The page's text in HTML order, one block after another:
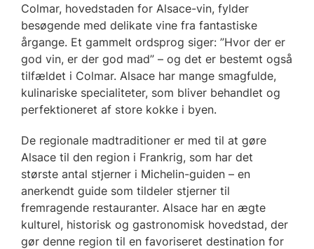
Colmar, hovedstaden for Alsace-vin, fylder
besøgende med delikate vine fra fantastiske
årgange. Et gammelt ordsprog siger: ”Hvor der er
god vin, er der god mad” – og det er bestemt også
tilfældet i Colmar. Alsace har mange smagfulde,
kulinariske specialiteter, som bliver behandlet og
perfektioneret af store kokke i byen.
De regionale madtraditioner er med til at gøre
Alsace til den region i Frankrig, som har det
største antal stjerner i Michelin-guiden – en
anerkendt guide som tildeler stjerner til
fremragende restauranter. Alsace har en ægte
kulturel, historisk og gastronomisk hovedstad, der
gør denne region til en favoriseret destination for